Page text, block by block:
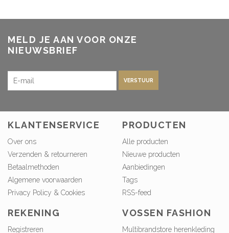
MELD JE AAN VOOR ONZE
NIEUWSBRIEF
VERSTUUR
KLANTENSERVICE
Over ons
Verzenden & retourneren
Betaalmethoden
Algemene voorwaarden
Privacy Policy & Cookies
PRODUCTEN
Alle producten
Nieuwe producten
Aanbiedingen
Tags
RSS-feed
REKENING
Registreren
VOSSEN FASHION
Multibrandstore herenkleding